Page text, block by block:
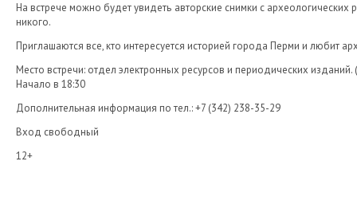
На встрече можно будет увидеть авторские снимки с
никого.
Приглашаются все, кто интересуется историей города Перми и любит
Место встречи: отдел электронных ресурсов и периодических
Начало в 18:30
Дополнительная информация по тел.: +7 (342) 238-35-29
Вход свободный
12+